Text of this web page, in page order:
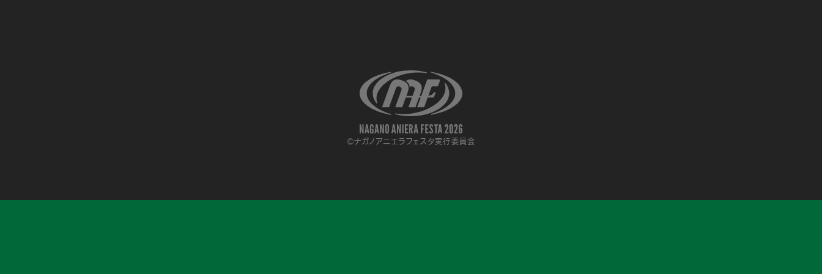
©ナガノアニエラフェスタ実行委員会